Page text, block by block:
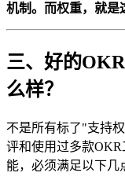
机制。而权重，就是
三、好的
么样？
不是所有标了"支持
评和使用过多款
能，必须满足以下几